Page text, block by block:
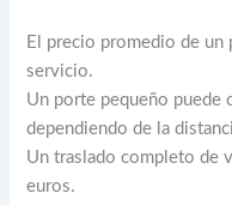
El precio promedio de un
servicio.
Un porte pequeño puede
dependiendo de la
Un traslado completo de
euros.